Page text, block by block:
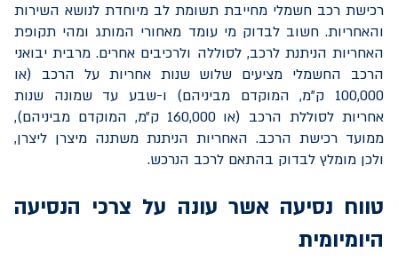
רכישת רכב חשמלי מחייבת תשומת לב מיוחדת לנושא השירות
והאחריות. חשוב לבדוק מי עומד מאחורי המותג ומהי תקופת
האחריות הניתנת לרכב, לסוללה ולרכיבים אחרים. מרבית יבואני
הרכב החשמלי מציעים שלוש שנות אחריות על הרכב (או
100,000 ק"מ, המוקדם מביניהם) ו-שבע עד שמונה שנות
אחריות לסוללת הרכב (או 160,000 ק״מ, המוקדם מביניהם),
ממועד רכישת הרכב. האחריות הניתנת משתנה מיצרן ליצרן,
ולכן מומלץ לבדוק בהתאם לרכב הנרכש.
טווח נסיעה אשר עונה על צרכי הנסיעה
היומיומית